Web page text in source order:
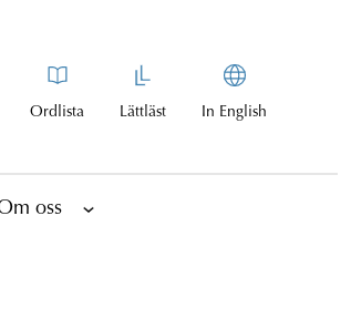
Ordlista Lättläst In English
oss